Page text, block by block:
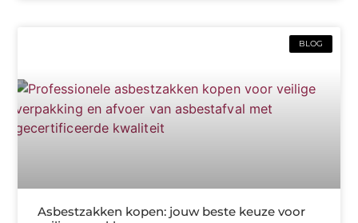
BLOG
Asbestzakken kopen: jouw beste keuze voor